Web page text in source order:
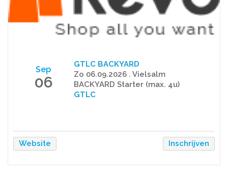
Sep
06
GTLC BACKYARD
Zo 06.09.2026 . Vielsalm
BACKYARD Starter (max. 4u)
GTLC
Website Inschrijven